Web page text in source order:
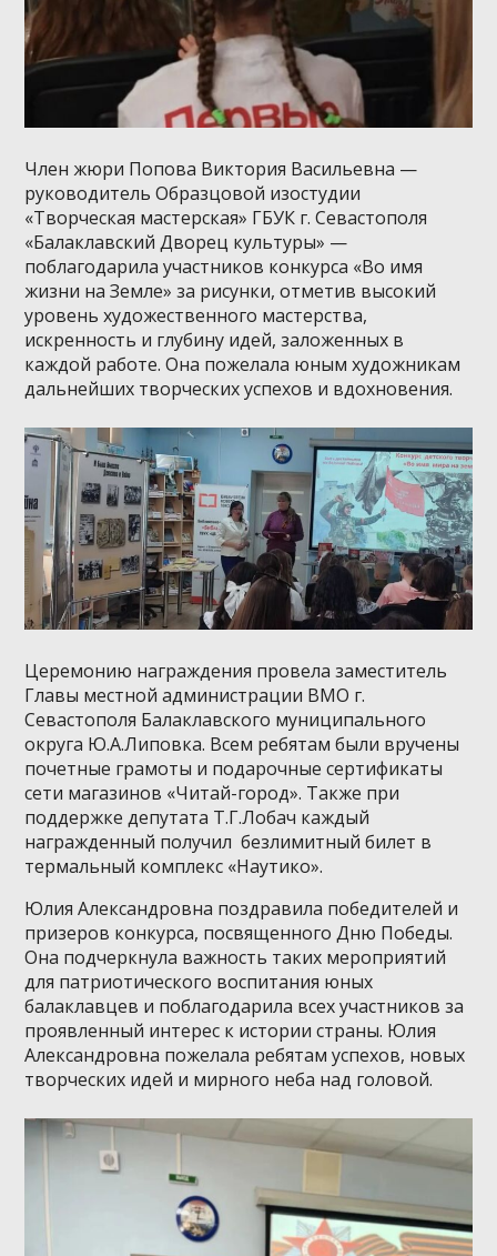
Член жюри Попова Виктория Васильевна —
руководитель Образцовой изостудии
«Творческая мастерская» ГБУК г. Севастополя
«Балаклавский Дворец культуры» —
поблагодарила участников конкурса «Во имя
жизни на Земле» за рисунки, отметив высокий
уровень художественного мастерства,
искренность и глубину идей, заложенных в
каждой работе. Она пожелала юным художникам
дальнейших творческих успехов и вдохновения.
Церемонию награждения провела заместитель
Главы местной администрации ВМО г.
Севастополя Балаклавского муниципального
округа Ю.А.Липовка. Всем ребятам были вручены
почетные грамоты и подарочные сертификаты
сети магазинов «Читай-город». Также при
поддержке депутата Т.Г.Лобач каждый
награжденный получил безлимитный билет в
термальный комплекс «Наутико».
Юлия Александровна поздравила победителей и
призеров конкурса, посвященного Дню Победы.
Она подчеркнула важность таких мероприятий
для патриотического воспитания юных
балаклавцев и поблагодарила всех участников за
проявленный интерес к истории страны. Юлия
Александровна пожелала ребятам успехов, новых
творческих идей и мирного неба над головой.